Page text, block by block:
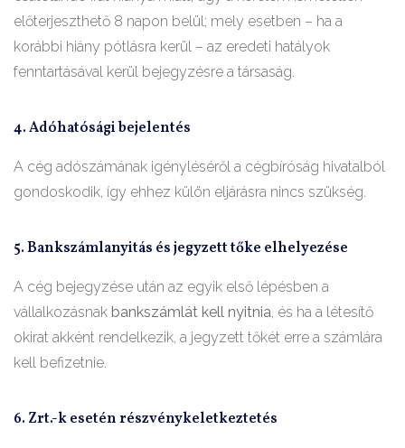
előterjeszthető 8 napon belül; mely esetben – ha a
korábbi hiány pótlásra kerül – az eredeti hatályok
fenntartásával kerül bejegyzésre a társaság.
4. Adóhatósági bejelentés
A cég adószámának igényléséről a cégbíróság hivatalból
gondoskodik, így ehhez külön eljárásra nincs szükség.
5. Bankszámlanyitás és jegyzett tőke elhelyezése
A cég bejegyzése után az egyik első lépésben a
vállalkozásnak bankszámlát kell nyitnia, és ha a létesítő
okirat akként rendelkezik, a jegyzett tőkét erre a számlára
kell befizetnie.
6. Zrt.-k esetén részvénykeletkeztetés